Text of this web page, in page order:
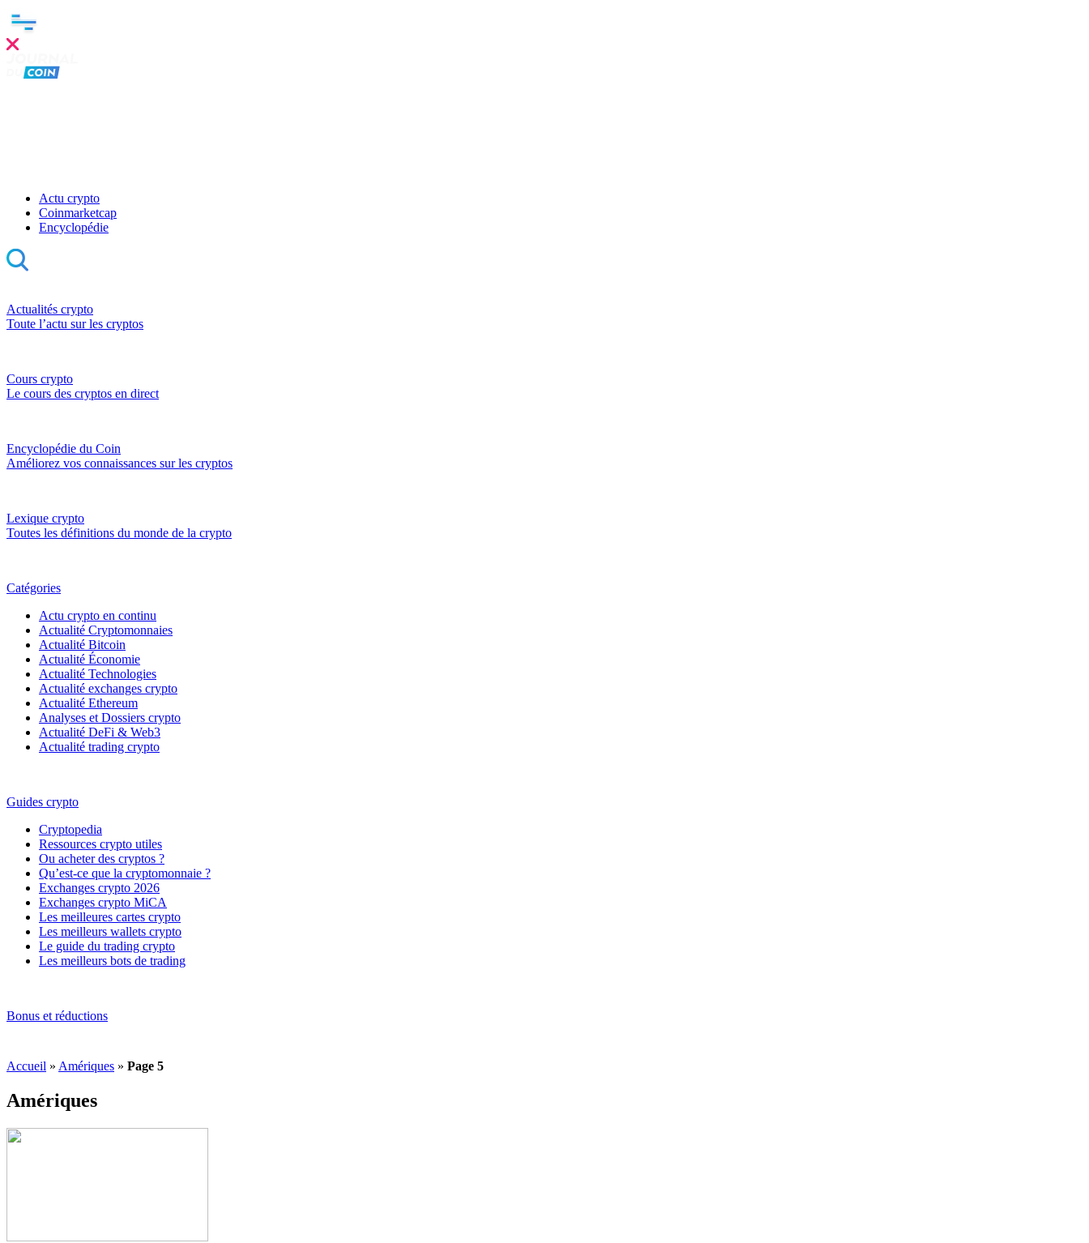
Actu crypto
Coinmarketcap
Encyclopédie
Actualités crypto
Toute l’actu sur les cryptos
Cours crypto
Le cours des cryptos en direct
Encyclopédie du Coin
Améliorez vos connaissances sur les cryptos
Lexique crypto
Toutes les définitions du monde de la crypto
Catégories
Actu crypto en continu
Actualité Cryptomonnaies
Actualité Bitcoin
Actualité Économie
Actualité Technologies
Actualité exchanges crypto
Actualité Ethereum
Analyses et Dossiers crypto
Actualité DeFi & Web3
Actualité trading crypto
Guides crypto
Cryptopedia
Ressources crypto utiles
Ou acheter des cryptos ?
Qu’est-ce que la cryptomonnaie ?
Exchanges crypto 2026
Exchanges crypto MiCA
Les meilleures cartes crypto
Les meilleurs wallets crypto
Le guide du trading crypto
Les meilleurs bots de trading
Bonus et réductions
Accueil » Amériques » Page 5
Amériques